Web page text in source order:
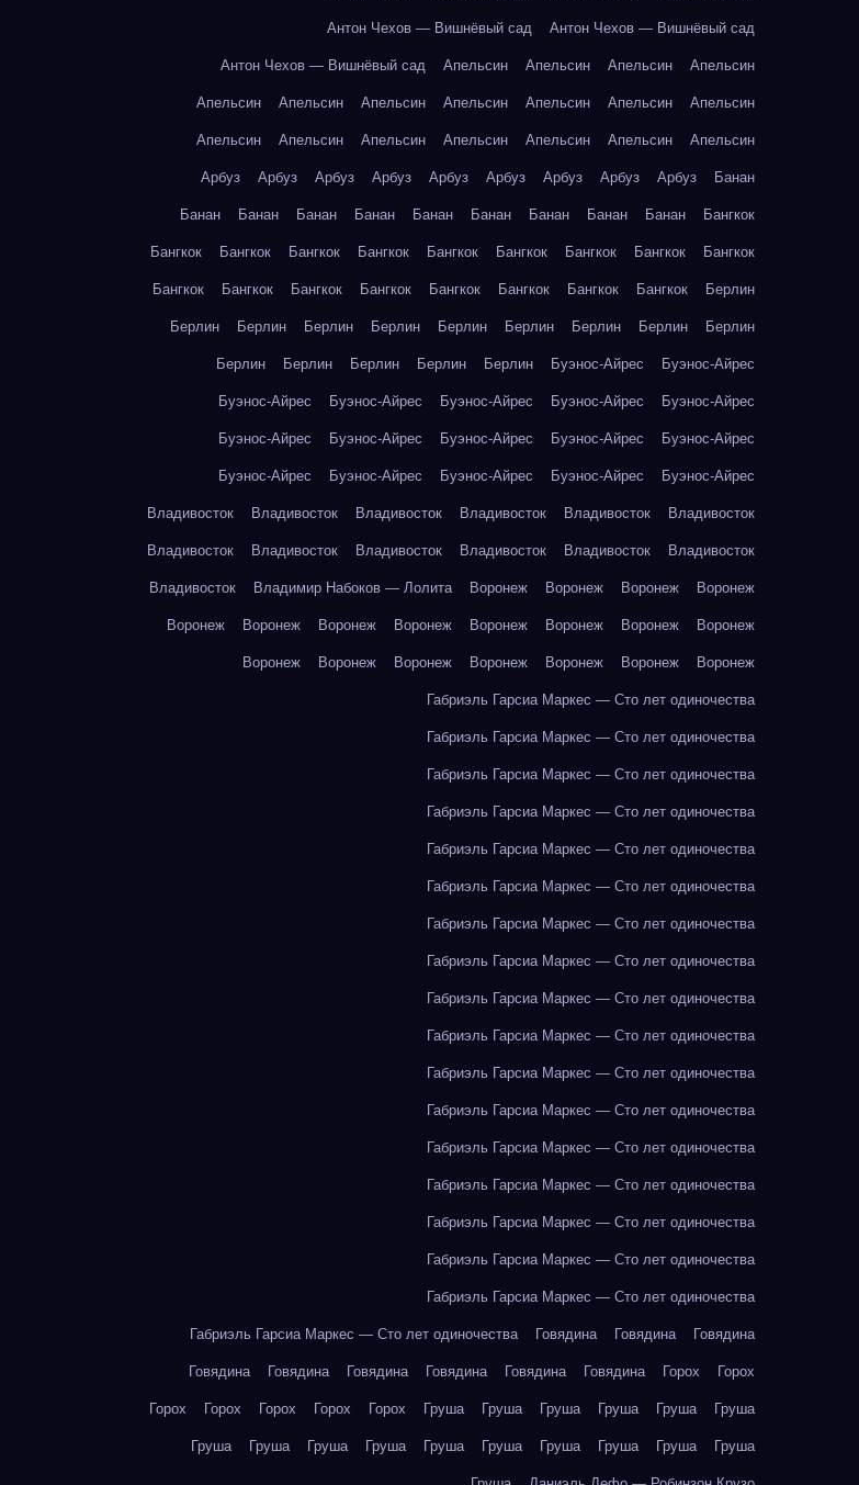
Антон Чехов — Вишнёвый сад Антон Чехов — Вишнёвый сад
Антон Чехов — Вишнёвый сад Апельсин Апельсин Апельсин Апельсин
Апельсин Апельсин Апельсин Апельсин Апельсин Апельсин Апельсин
Апельсин Апельсин Апельсин Апельсин Апельсин Апельсин Апельсин
Арбуз Арбуз Арбуз Арбуз Арбуз Арбуз Арбуз Арбуз Арбуз Банан
Банан Банан Банан Банан Банан Банан Банан Банан Банан Бангкок
Бангкок Бангкок Бангкок Бангкок Бангкок Бангкок Бангкок Бангкок Бангкок
Бангкок Бангкок Бангкок Бангкок Бангкок Бангкок Бангкок Бангкок Берлин
Берлин Берлин Берлин Берлин Берлин Берлин Берлин Берлин Берлин
Берлин Берлин Берлин Берлин Берлин Буэнос-Айрес Буэнос-Айрес
Буэнос-Айрес Буэнос-Айрес Буэнос-Айрес Буэнос-Айрес Буэнос-Айрес
Буэнос-Айрес Буэнос-Айрес Буэнос-Айрес Буэнос-Айрес Буэнос-Айрес
Буэнос-Айрес Буэнос-Айрес Буэнос-Айрес Буэнос-Айрес Буэнос-Айрес
Владивосток Владивосток Владивосток Владивосток Владивосток Владивосток
Владивосток Владивосток Владивосток Владивосток Владивосток Владивосток
Владивосток Владимир Набоков — Лолита Воронеж Воронеж Воронеж Воронеж
Воронеж Воронеж Воронеж Воронеж Воронеж Воронеж Воронеж Воронеж
Воронеж Воронеж Воронеж Воронеж Воронеж Воронеж Воронеж
Габриэль Гарсиа Маркес — Сто лет одиночества
Габриэль Гарсиа Маркес — Сто лет одиночества
Габриэль Гарсиа Маркес — Сто лет одиночества
Габриэль Гарсиа Маркес — Сто лет одиночества
Габриэль Гарсиа Маркес — Сто лет одиночества
Габриэль Гарсиа Маркес — Сто лет одиночества
Габриэль Гарсиа Маркес — Сто лет одиночества
Габриэль Гарсиа Маркес — Сто лет одиночества
Габриэль Гарсиа Маркес — Сто лет одиночества
Габриэль Гарсиа Маркес — Сто лет одиночества
Габриэль Гарсиа Маркес — Сто лет одиночества
Габриэль Гарсиа Маркес — Сто лет одиночества
Габриэль Гарсиа Маркес — Сто лет одиночества
Габриэль Гарсиа Маркес — Сто лет одиночества
Габриэль Гарсиа Маркес — Сто лет одиночества
Габриэль Гарсиа Маркес — Сто лет одиночества
Габриэль Гарсиа Маркес — Сто лет одиночества
Габриэль Гарсиа Маркес — Сто лет одиночества Говядина Говядина Говядина
Говядина Говядина Говядина Говядина Говядина Говядина Горох Горох
Горох Горох Горох Горох Горох Груша Груша Груша Груша Груша Груша
Груша Груша Груша Груша Груша Груша Груша Груша Груша Груша